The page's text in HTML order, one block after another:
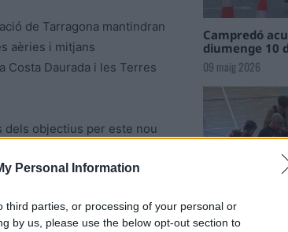
Personal Information
parties, or processing of your personal or
by us, please use the below opt-out section to
de Tarragona mantindran
aèries i mitjans
Costa Daurada i les Terres
dels objectius per este nou
a conseqüència de la
Campredó
diumenge 10
09 maig 2026